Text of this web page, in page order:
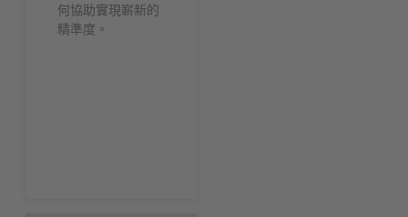
何協助實現嶄新的
精準度。